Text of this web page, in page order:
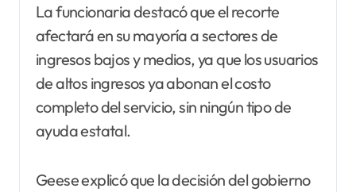
La funcionaria destacó que el recorte
afectará en su mayoría a sectores de
ingresos bajos y medios, ya que los usuarios
de altos ingresos ya abonan el costo
completo del servicio, sin ningún tipo de
ayuda estatal.
Geese explicó que la decisión del gobierno